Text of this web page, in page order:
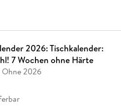
2026: Tischkalender:
7 Wochen ohne Härte
Ohne 2026